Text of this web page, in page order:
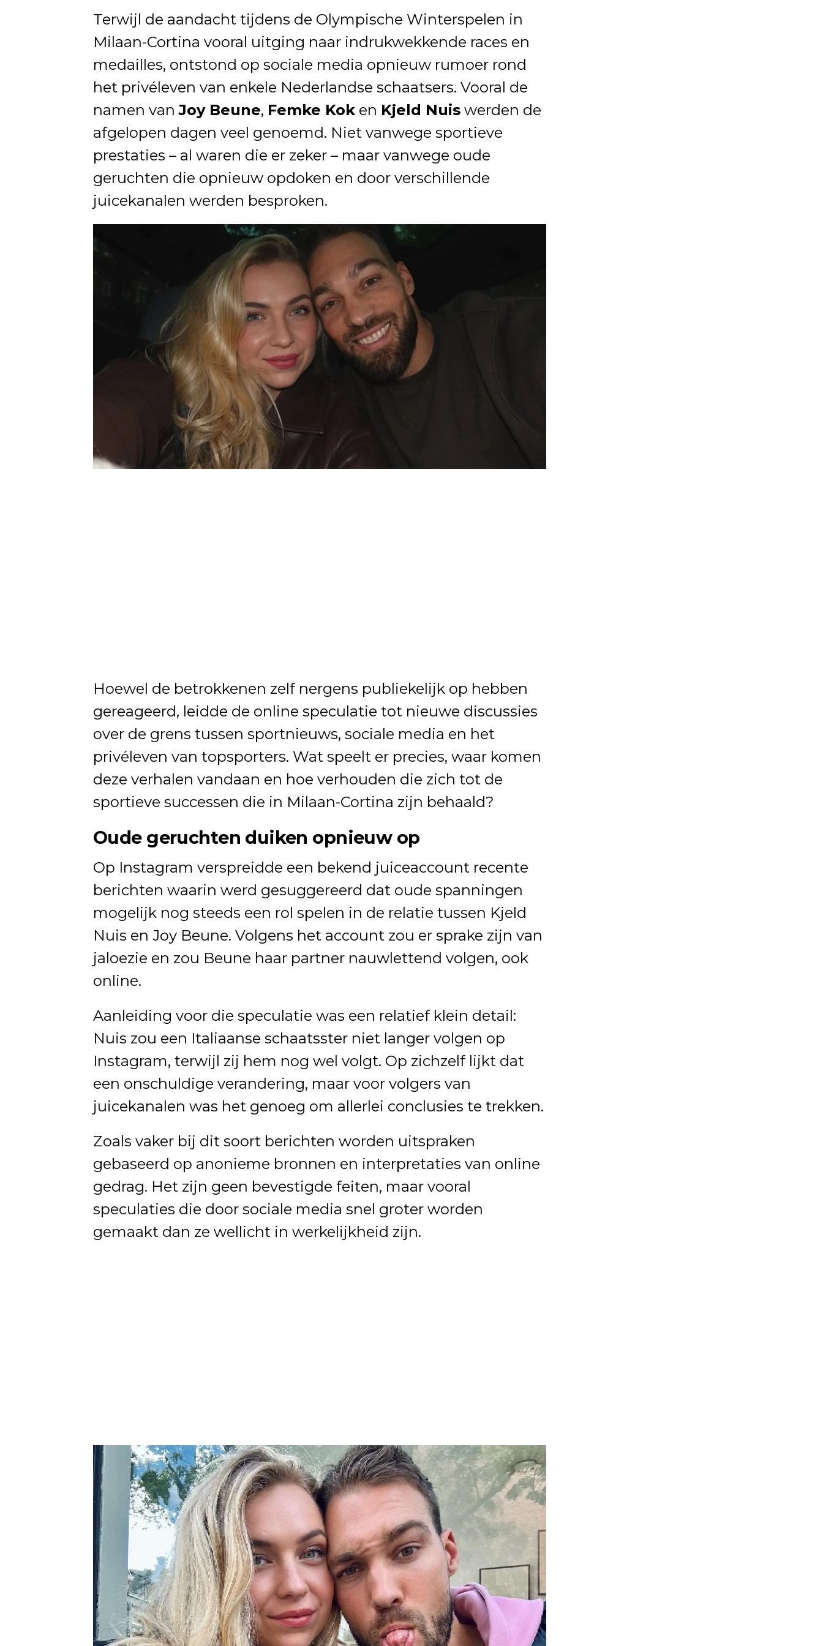
Terwijl de aandacht tijdens de Olympische Winterspelen in
Milaan-Cortina vooral uitging naar indrukwekkende races en
medailles, ontstond op sociale media opnieuw rumoer rond
het privéleven van enkele Nederlandse schaatsers. Vooral de
namen vanJoy Beune, Femke Kok en Kjeld Nuis werden de
afgelopen dagen veel genoemd. Niet vanwege sportieve
prestaties – al waren die er zeker – maar vanwege oude
geruchten die opnieuw opdoken en door verschillende
juicekanalen werden besproken.
Hoewel de betrokkenen zelf nergens publiekelijk op hebben
gereageerd, leidde de online speculatie tot nieuwe discussies
over de grens tussen sportnieuws, sociale media en het
privéleven van topsporters. Wat speelt er precies, waar komen
deze verhalen vandaan en hoe verhouden die zich tot de
sportieve successen die in Milaan-Cortina zijn behaald?
Oude geruchten duiken opnieuw op
Op Instagram verspreidde een bekend juiceaccount recente
berichten waarin werd gesuggereerd dat oude spanningen
mogelijk nog steeds een rol spelen in de relatie tussen Kjeld
Nuis en Joy Beune. Volgens het account zou er sprake zijn van
jaloezie en zou Beune haar partner nauwlettend volgen, ook
online.
Aanleiding voor die speculatie was een relatief klein detail:
Nuis zou een Italiaanse schaatsster niet langer volgen op
Instagram, terwijl zij hem nog wel volgt. Op zichzelf lijkt dat
een onschuldige verandering, maar voor volgers van
juicekanalen was het genoeg om allerlei conclusies te trekken.
Zoals vaker bij dit soort berichten worden uitspraken
gebaseerd op anonieme bronnen en interpretaties van online
gedrag. Het zijn geen bevestigde feiten, maar vooral
speculaties die door sociale media snel groter worden
gemaakt dan ze wellicht in werkelijkheid zijn.